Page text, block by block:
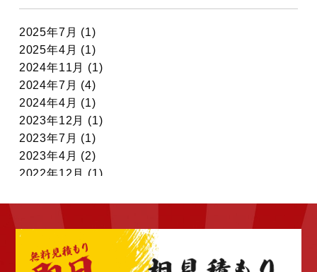
2025年7月 (1)
2025年4月 (1)
2024年11月 (1)
2024年7月 (4)
2024年4月 (1)
2023年12月 (1)
2023年7月 (1)
2023年4月 (2)
2022年12月 (1)
2022年10月 (6)
2022年9月 (6)
2022年8月 (4)
2022年7月 (6)